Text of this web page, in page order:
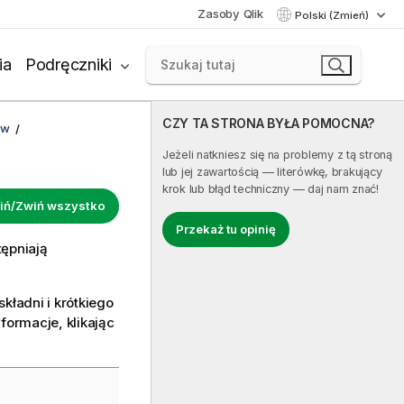
Zasoby Qlik Polski (Zmień)
Podręczniki
CZY TA STRONA BYŁA POMOCNA?
Jeżeli natkniesz się na problemy z tą stroną
lub jej zawartością — literówkę, brakujący
krok lub błąd techniczny — daj nam znać!
Przekaż tu opinię
Zwiń wszystko
i krótkiego
klikając